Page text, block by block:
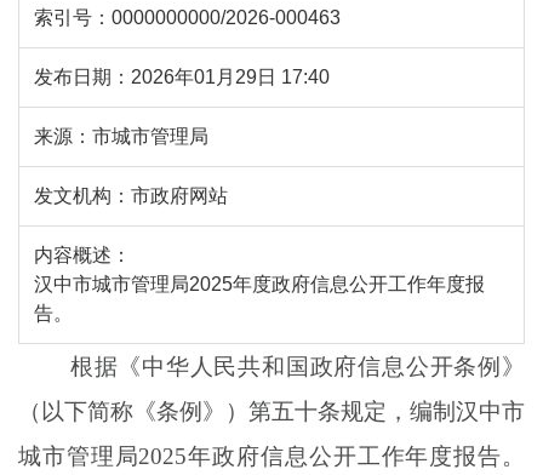
索引号： 0000000000/2026-000463
发布日期： 2026年01月29日 17:40
来源： 市城市管理局
发文机构： 市政府网站
内容概述：
汉中市城市管理局2025年度政府信息公开工作年度报
告。
根据《中华人民共和国政府信息公开条例》
（以下简称《条例》） 第五十条规定 ， 编制汉中市
城市管理局2025年政府信息公开工作年度报告。